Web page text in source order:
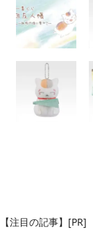
【注目の記事】[PR]